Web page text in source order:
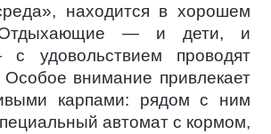
находится в хорошем
Отдыхающие — и дети, и
удовольствием проводят
внимание привлекает
карпами: рядом с ним
автомат с кормом,